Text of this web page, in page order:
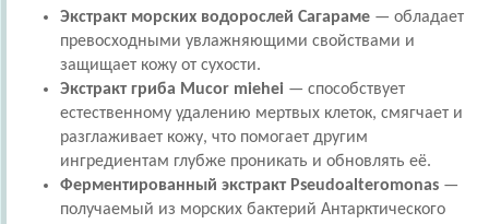
Экстракт морских водорослей Сагараме — обладает
превосходными увлажняющими свойствами и
защищает кожу от сухости.
Экстракт гриба Mucor miehei — способствует
естественному удалению мертвых клеток, смягчает и
разглаживает кожу, что помогает другим
ингредиентам глубже проникать и обновлять её.
Ферментированный экстракт Pseudoalteromonas —
получаемый из морских бактерий Антарктического